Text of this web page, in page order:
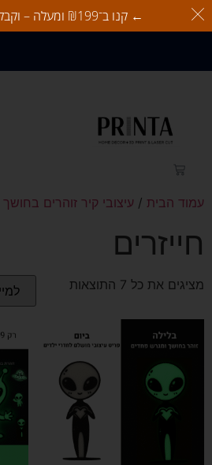
← קנו ב־₪199 ומעלה – וקבלו משלוח חינם!
עמוד הבית / עיצובי קיר זוהרים בחושך
חייזרים
מציגים את כל ⁦7⁩ התוצאות